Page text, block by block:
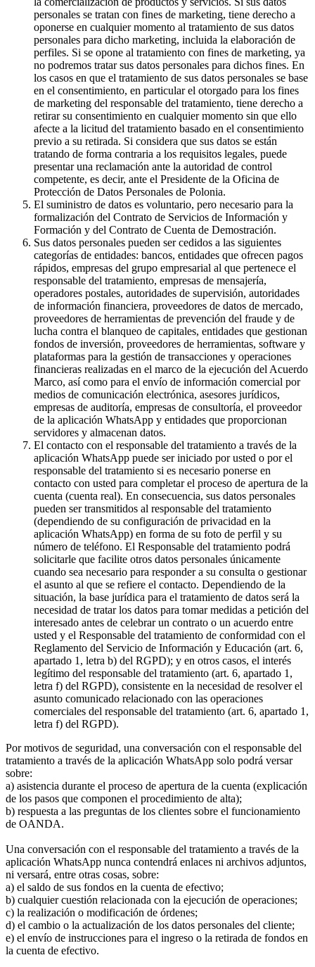
personales se tratan con fines de marketing, tiene derecho a
oponerse en cualquier momento al tratamiento de sus datos
personales para dicho marketing, incluida la elaboración de
perfiles. Si se opone al tratamiento con fines de marketing, ya
no podremos tratar sus datos personales para dichos fines. En
los casos en que el tratamiento de sus datos personales se base
en el consentimiento, en particular el otorgado para los fines
de marketing del responsable del tratamiento, tiene derecho a
retirar su consentimiento en cualquier momento sin que ello
afecte a la licitud del tratamiento basado en el consentimiento
previo a su retirada. Si considera que sus datos se están
tratando de forma contraria a los requisitos legales, puede
presentar una reclamación ante la autoridad de control
competente, es decir, ante el Presidente de la Oficina de
Protección de Datos Personales de Polonia.
El suministro de datos es voluntario, pero necesario para la
formalización del Contrato de Servicios de Información y
Formación y del Contrato de Cuenta de Demostración.
Sus datos personales pueden ser cedidos a las siguientes
categorías de entidades: bancos, entidades que ofrecen pagos
rápidos, empresas del grupo empresarial al que pertenece el
responsable del tratamiento, empresas de mensajería,
operadores postales, autoridades de supervisión, autoridades
de información financiera, proveedores de datos de mercado,
proveedores de herramientas de prevención del fraude y de
lucha contra el blanqueo de capitales, entidades que gestionan
fondos de inversión, proveedores de herramientas, software y
plataformas para la gestión de transacciones y operaciones
financieras realizadas en el marco de la ejecución del Acuerdo
Marco, así como para el envío de información comercial por
medios de comunicación electrónica, asesores jurídicos,
empresas de auditoría, empresas de consultoría, el proveedor
de la aplicación WhatsApp y entidades que proporcionan
servidores y almacenan datos.
El contacto con el responsable del tratamiento a través de la
aplicación WhatsApp puede ser iniciado por usted o por el
responsable del tratamiento si es necesario ponerse en
contacto con usted para completar el proceso de apertura de la
cuenta (cuenta real). En consecuencia, sus datos personales
pueden ser transmitidos al responsable del tratamiento
(dependiendo de su configuración de privacidad en la
aplicación WhatsApp) en forma de su foto de perfil y su
número de teléfono. El Responsable del tratamiento podrá
solicitarle que facilite otros datos personales únicamente
cuando sea necesario para responder a su consulta o gestionar
el asunto al que se refiere el contacto. Dependiendo de la
situación, la base jurídica para el tratamiento de datos será la
necesidad de tratar los datos para tomar medidas a petición del
interesado antes de celebrar un contrato o un acuerdo entre
usted y el Responsable del tratamiento de conformidad con el
Reglamento del Servicio de Información y Educación (art. 6,
apartado 1, letra b) del RGPD); y en otros casos, el interés
legítimo del responsable del tratamiento (art. 6, apartado 1,
letra f) del RGPD), consistente en la necesidad de resolver el
asunto comunicado relacionado con las operaciones
comerciales del responsable del tratamiento (art. 6, apartado 1,
letra f) del RGPD).
Por motivos de seguridad, una conversación con el responsable del
tratamiento a través de la aplicación WhatsApp solo podrá versar
sobre:
a) asistencia durante el proceso de apertura de la cuenta (explicación
de los pasos que componen el procedimiento de alta);
b) respuesta a las preguntas de los clientes sobre el funcionamiento
de OANDA.
Una conversación con el responsable del tratamiento a través de la
aplicación WhatsApp nunca contendrá enlaces ni archivos adjuntos,
ni versará, entre otras cosas, sobre:
a) el saldo de sus fondos en la cuenta de efectivo;
b) cualquier cuestión relacionada con la ejecución de operaciones;
c) la realización o modificación de órdenes;
d) el cambio o la actualización de los datos personales del cliente;
e) el envío de instrucciones para el ingreso o la retirada de fondos en
la cuenta de efectivo.